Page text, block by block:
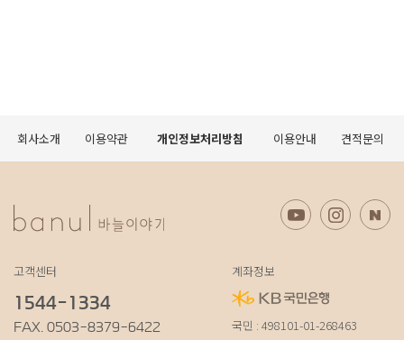
회사소개 이용약관 개인정보처리방침 이용안내 견적문의
고객센터
1544-1334
FAX. 0503-8379-6422
계좌정보
국민 : 498101-01-268463